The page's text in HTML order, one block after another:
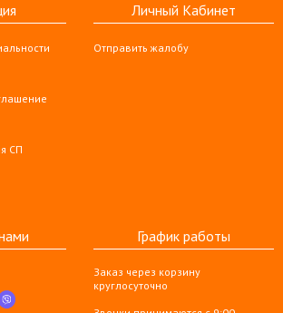
СП
Личный Кабинет
Отправить жалобу
График работы
Заказ через корзину
круглосуточно